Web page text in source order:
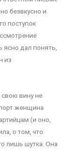
безвкусно и
поступок
ясно дал понять,
из
вину не
женщина
(и оно,
о том, что
лишь шутка. Она